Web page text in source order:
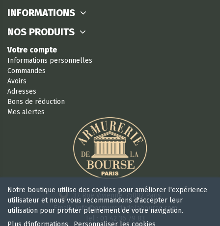
INFORMATIONS
NOS PRODUITS
Votre compte
Informations personnelles
Commandes
Avoirs
Adresses
Bons de réduction
Mes alertes
37 Rue Vivienne, 75002 Paris
Email : info@armureriedelabourse.com
Notre boutique utilise des cookies pour améliorer l'expérience
utilisateur et nous vous recommandons d'accepter leur
utilisation pour profiter pleinement de votre navigation.
Plus d'informations
Personnaliser les cookies